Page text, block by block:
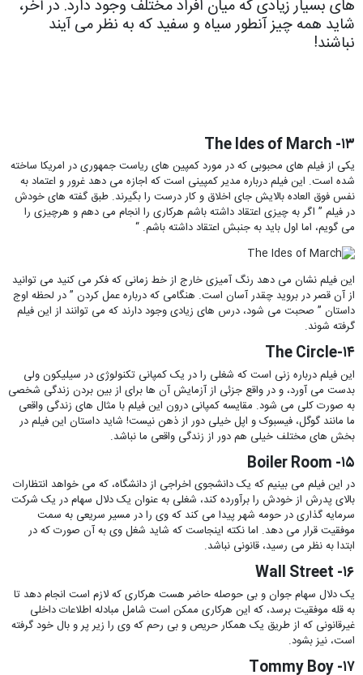
های بسیار زیادی که میان افراد مختلف وجود دارد. در آخر،
شاید همه چیز آنطور سیاه و سفید که به نظر می آیند
نباشند!
۱۳- The Ides of March
یکی از فیلم های محبوبی که در مورد کمپین های ریاست جمهوری در امریکا ساخته
شده است. این فیلم درباره مدیر کمپینی است که اجازه می دهد غرور و اعتماد به
نفس فوق العاده بالایش جای اخلاق و کار درست را بگیرند. طبق گفته های خودش
در فیلم ” اگر به چیزی اعتقاد داشته باشم هرکاری را انجام می دهم و هرچیزی را
می گویم، اما اول باید به جنبش اعتقاد داشته باشم. “
این فیلم نشان می دهد رنگ آمیزی خارج از خط زمانی که فکر می کنید می توانید
از آن قصر در بروید چقدر آسان است. هنگامی که درباره عمل کردن ” در لحظه اوج
داستان ” صحبت می شود، درس های زیادی وجود دارند که می توانند از این فیلم
گرفته شوند.
۱۴-The Circle
این فیلم درباره زنی است که شغلی را در یک کمپانی تکنولوژی در سیلیکون ولی
بدست می آورد، و در واقع جزئی از آزمایش آن ها برای از بین بردن زندگی شخصی
به صورت کلی می شود. مقایسه کمپانی درون این فیلم با مثال های زندگی واقعی
ما مانند گوگل، فیسبوک و اپل خیلی دور از ذهن نیست! شاید داستان این فیلم در
بخش های مختلف خیلی هم دور از زندگی واقعی ما نباشد.
۱۵- Boiler Room
در این فیلم می بینیم که یک دانشجوی اخراجی از دانشگاه، که می خواهد انتظارات
بالای پدرش از خودش را برآورده کند، شغلی به عنوان یک دلال سهام در یک شرکت
سرمایه گذاری در حومه شهر پیدا می کند که وی را در مسیر سریعی به سمت
موفقیت قرار می دهد. اما نکته اینجاست که شاید شغل وی به آن صورت که در
ابتدا به نظر می رسید، قانونی نباشد.
۱۶- Wall Street
یک دلال سهام جوان و بی حوصله حاضر هست هرکاری که لازم است انجام دهد تا
به قله موفقیت برسد، که این هرکاری ممکن است شامل مبادله اطلاعات داخلی
غیرقانونی که از طریق یک همکار حریص و بی رحم که وی را زیر پر و بال خود گرفته
است، نیز بشود.
۱۷- Tommy Boy